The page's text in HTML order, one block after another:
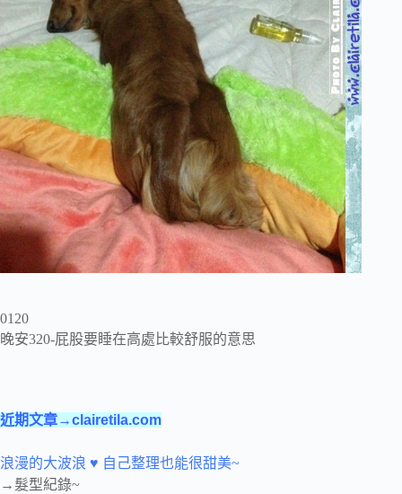
0120
晚安320-屁股要睡在高處比較舒服的意思
近期文章→clairetila.com
浪漫的大波浪 ♥ 自己整理也能很甜美~
→髮型紀錄~